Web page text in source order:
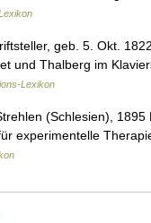
geb. 5. Okt.
und Thalberg im
Lexikon
(Schlesien), 1895
experimentelle